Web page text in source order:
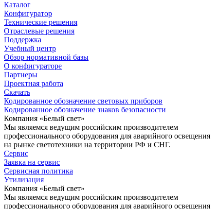
Каталог
Конфигуратор
Технические решения
Отраслевые решения
Поддержка
Учебный центр
Обзор нормативной базы
О конфигураторе
Партнеры
Проектная работа
Скачать
Кодированное обозначение световых приборов
Кодированное обозначение знаков безопасности
Компания «Белый свет»
Мы являемся ведущим российским производителем
профессионального оборудования для аварийного освещения
на рынке светотехники на территории РФ и СНГ.
Сервис
Заявка на сервис
Сервисная политика
Утилизация
Компания «Белый свет»
Мы являемся ведущим российским производителем
профессионального оборудования для аварийного освещения